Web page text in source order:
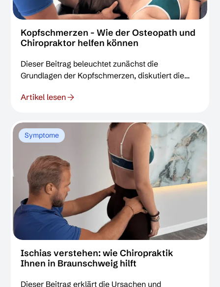
Kopfschmerzen - Wie der Osteopath und
Chiropraktor helfen können
Dieser Beitrag beleuchtet zunächst die
Grundlagen der Kopfschmerzen, diskutiert die
anschließend ausführlich auf die behandelnde
evidenzbasierte Studien – etwa aus PubMed –
Bezug genommen, um die Wirksamkeit und
Sicherheit dieser alternativen Therapie zu
untermauern.
Artikel lesen
Symptome
Ischias verstehen: wie Chiropraktik
Ihnen in Braunschweig hilft
Dieser Beitrag erklärt die Ursachen und